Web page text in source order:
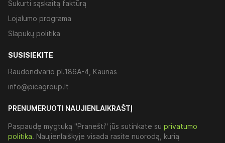
Sukurti sąskaitą faktūrą
Lojalumo programa
Slapukų politika
SUSISIEKITE
Raudondvario pl.186A-4, Kaunas
info@picagroup.lt
PRENUMERUOTI NAUJIENLAIKRAŠTĮ
Paspaudę mygtuką "Pranešti" jūs sutinkate su privatumo
politika. Naujienlaiškyje visada rasite nuorodą, kurią